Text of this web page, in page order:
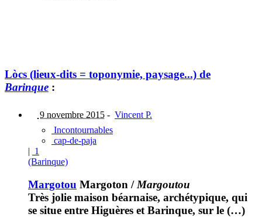
Lòcs (lieux-dits = toponymie, paysage...) de
Barinque :
9 novembre 2015 - Vincent P.
Incontournables
cap-de-paja
| 1
(Barinque)
Margotou Margoton / Margoutou
Très jolie maison béarnaise, archétypique, qui
se situe entre Higuères et Barinque, sur le (…)